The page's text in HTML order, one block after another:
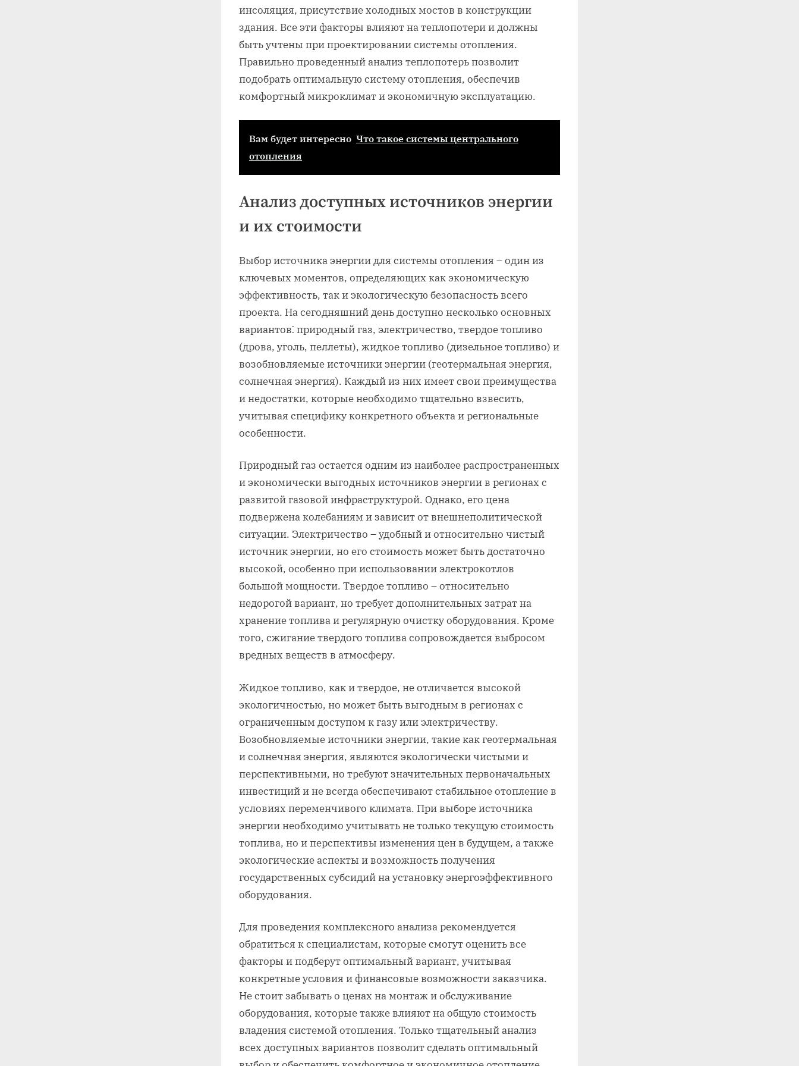
инсоляция‚ присутствие холодных мостов в конструкции
здания. Все эти факторы влияют на теплопотери и должны
быть учтены при проектировании системы отопления.
Правильно проведенный анализ теплопотерь позволит
подобрать оптимальную систему отопления‚ обеспечив
комфортный микроклимат и экономичную эксплуатацию.
Вам будет интересно Что такое системы центрального
отопления
Анализ доступных источников энергии
и их стоимости
Выбор источника энергии для системы отопления – один из
ключевых моментов‚ определяющих как экономическую
эффективность‚ так и экологическую безопасность всего
проекта. На сегодняшний день доступно несколько основных
вариантов⁚ природный газ‚ электричество‚ твердое топливо
(дрова‚ уголь‚ пеллеты)‚ жидкое топливо (дизельное топливо) и
возобновляемые источники энергии (геотермальная энергия‚
солнечная энергия). Каждый из них имеет свои преимущества
и недостатки‚ которые необходимо тщательно взвесить‚
учитывая специфику конкретного объекта и региональные
особенности.
Природный газ остается одним из наиболее распространенных
и экономически выгодных источников энергии в регионах с
развитой газовой инфраструктурой. Однако‚ его цена
подвержена колебаниям и зависит от внешнеполитической
ситуации. Электричество – удобный и относительно чистый
источник энергии‚ но его стоимость может быть достаточно
высокой‚ особенно при использовании электрокотлов
большой мощности. Твердое топливо – относительно
недорогой вариант‚ но требует дополнительных затрат на
хранение топлива и регулярную очистку оборудования. Кроме
того‚ сжигание твердого топлива сопровождается выбросом
вредных веществ в атмосферу.
Жидкое топливо‚ как и твердое‚ не отличается высокой
экологичностью‚ но может быть выгодным в регионах с
ограниченным доступом к газу или электричеству.
Возобновляемые источники энергии‚ такие как геотермальная
и солнечная энергия‚ являются экологически чистыми и
перспективными‚ но требуют значительных первоначальных
инвестиций и не всегда обеспечивают стабильное отопление в
условиях переменчивого климата. При выборе источника
энергии необходимо учитывать не только текущую стоимость
топлива‚ но и перспективы изменения цен в будущем‚ а также
экологические аспекты и возможность получения
государственных субсидий на установку энергоэффективного
оборудования.
Для проведения комплексного анализа рекомендуется
обратиться к специалистам‚ которые смогут оценить все
факторы и подберут оптимальный вариант‚ учитывая
конкретные условия и финансовые возможности заказчика.
Не стоит забывать о ценах на монтаж и обслуживание
оборудования‚ которые также влияют на общую стоимость
владения системой отопления. Только тщательный анализ
всех доступных вариантов позволит сделать оптимальный